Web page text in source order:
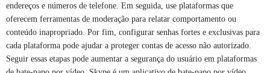
endereços e números de telefone. Em seguida, use plataformas que
oferecem ferramentas de moderação para relatar comportamento ou
conteúdo inapropriado. Por fim, configurar senhas fortes e exclusivas para
cada plataforma pode ajudar a proteger contas de acesso não autorizado.
Seguir essas etapas pode aumentar a segurança do usuário em plataformas